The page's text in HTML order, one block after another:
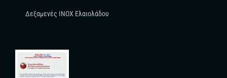
Δεξαμενές INOX Ελαιολάδου